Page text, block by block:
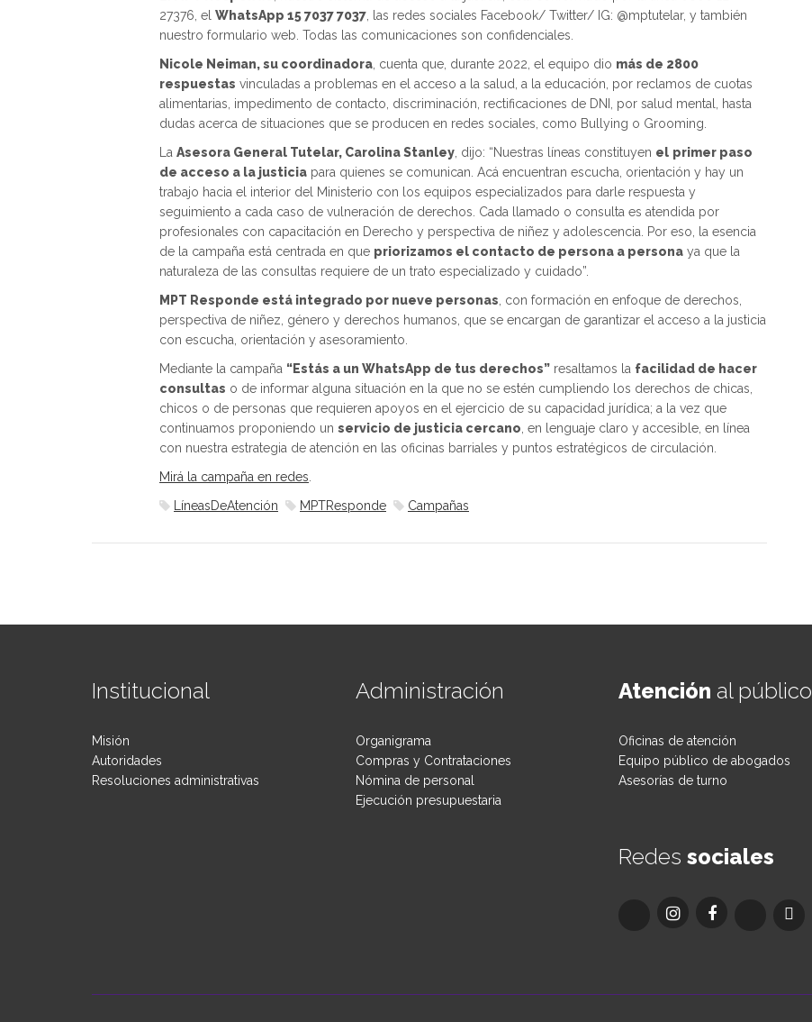
27376, el WhatsApp 15 7037 7037 , las redes sociales Facebook/ Twitter/ IG: @mptutelar, y también
nuestro formulario web. Todas las comunicaciones son confidenciales.
Nicole Neiman, su coordinadora , cuenta que, durante 2022, el equipo dio más de 2800
respuestas vinculadas a problemas en el acceso a la salud, a la educación, por reclamos de cuotas
alimentarias, impedimento de contacto, discriminación, rectificaciones de DNI, por salud mental, hasta
dudas acerca de situaciones que se producen en redes sociales, como Bullying o Grooming.
La Asesora General Tutelar, Carolina Stanley , dijo: “Nuestras líneas constituyen el primer paso
de acceso a la justicia para quienes se comunican. Acá encuentran escucha, orientación y hay un
trabajo hacia el interior del Ministerio con los equipos especializados para darle respuesta y
seguimiento a cada caso de vulneración de derechos. Cada llamado o consulta es atendida por
profesionales con capacitación en Derecho y perspectiva de niñez y adolescencia. Por eso, la esencia
de la campaña está centrada en que priorizamos el contacto de persona a persona ya que la
naturaleza de las consultas requiere de un trato especializado y cuidado”.
MPT Responde está integrado por nueve personas , con formación en enfoque de derechos,
perspectiva de niñez, género y derechos humanos, que se encargan de garantizar el acceso a la justicia
con escucha, orientación y asesoramiento.
Mediante la campaña “Estás a un WhatsApp de tus derechos” resaltamos la facilidad de hacer
consultas o de informar alguna situación en la que no se estén cumpliendo los derechos de chicas,
chicos o de personas que requieren apoyos en el ejercicio de su capacidad jurídica; a la vez que
continuamos proponiendo un servicio de justicia cercano , en lenguaje claro y accesible, en línea
con nuestra estrategia de atención en las oficinas barriales y puntos estratégicos de circulación.
Mirá la campaña en redes
LíneasDeAtención
MPTResponde Campañas
Institucional
Misión
Autoridades
Resoluciones administrativas
Administración
Organigrama
Compras y Contrataciones
Nómina de personal
Ejecución presupuestaria
Atención al público
Oficinas de atención
Equipo público de abogados
Asesorías de turno
Redes sociales